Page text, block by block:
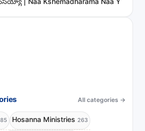
All categories →
Hosanna Ministries 263